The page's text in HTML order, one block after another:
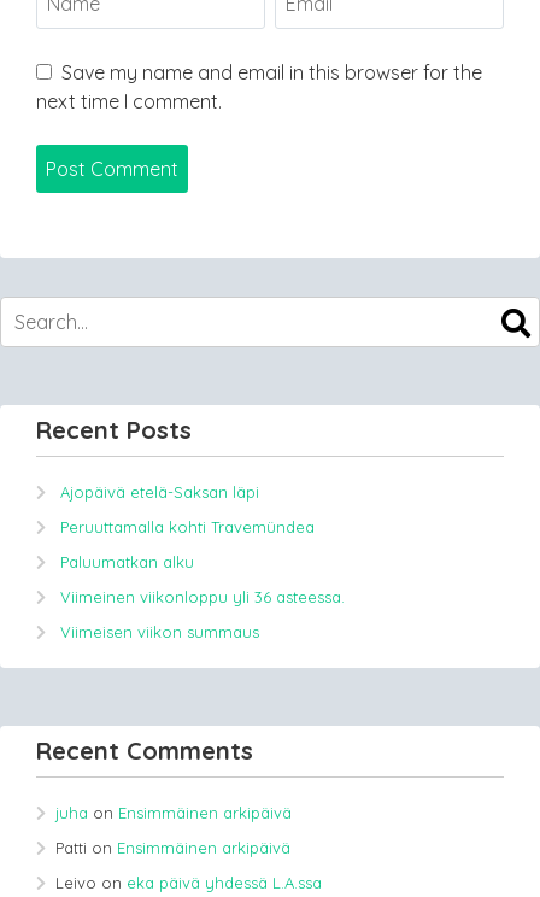
Save my name and email in this browser for the
next time I comment.
Recent Posts
Ajopäivä etelä-Saksan läpi
Peruuttamalla kohti Travemündea
Paluumatkan alku
Viimeinen viikonloppu yli 36 asteessa.
Viimeisen viikon summaus
Recent Comments
juha on Ensimmäinen arkipäivä
Patti on Ensimmäinen arkipäivä
Leivo on eka päivä yhdessä L.A.ssa